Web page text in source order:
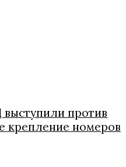
против
крепление номеров